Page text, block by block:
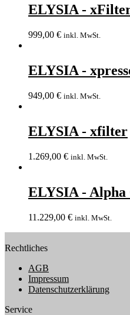
ELYSIA -
999,00 € inkl. MwSt.
ELYSIA -
949,00 € inkl. MwSt.
ELYSIA - xfilter
1.269,00 € inkl. MwSt.
ELYSIA - Alpha
11.229,00 € inkl. MwSt.
Rechtliches
AGB
Impressum
Datenschutzerklärung
Service